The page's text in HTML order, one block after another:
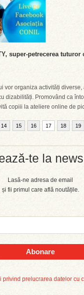
te la
Lasă-ne adresa de email
și fii primul care află noutățile.
Abonare
privind prelucrarea datelor cu
super-petrecerea
vor organiza activități diverse,
dizabilități. Promovând ca
copiii la ateliere online de
14 15 16 17 18 19